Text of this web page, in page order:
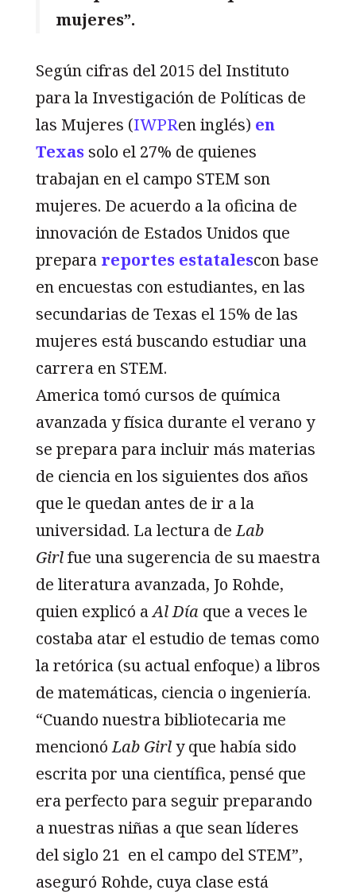
mujeres”.
Según cifras del 2015 del Instituto
para la Investigación de Políticas de
las Mujeres (IWPRen inglés) en
Texassolo el 27% de quienes
trabajan en el campo STEM son
mujeres. De acuerdo a la oficina de
innovación de Estados Unidos que
prepara reportes estatalescon base
en encuestas con estudiantes, en las
secundarias de Texas el 15% de las
mujeres está buscando estudiar una
carrera en STEM.
America tomó cursos de química
avanzada y física durante el verano y
se prepara para incluir más materias
de ciencia en los siguientes dos años
que le quedan antes de ir a la
universidad. La lectura deLab
Girlfue una sugerencia de su maestra
de literatura avanzada, Jo Rohde,
quien explicó aAl Día que a veces le
costaba atar el estudio de temas como
la retórica (su actual enfoque) a libros
de matemáticas, ciencia o ingeniería.
“Cuando nuestra bibliotecaria me
mencionóLab Girly que había sido
escrita por una científica, pensé que
era perfecto para seguir preparando
a nuestras niñas a que sean líderes
del siglo 21 en el campo del STEM”,
aseguró Rohde, cuya clase está